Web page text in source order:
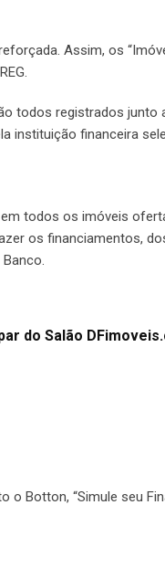
Assim, os
todos registrados junto
instituição financeira
todos os imóveis
os financiamentos,
do Salão
o Botton, “Simule seu